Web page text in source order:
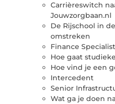
Carrièreswitch
Jouwzorgbaan.nl
De Rijschool in
omstreken
Finance Specialist
Hoe gaat
Hoe vind je een
Intercedent
Senior
Wat ga je doen